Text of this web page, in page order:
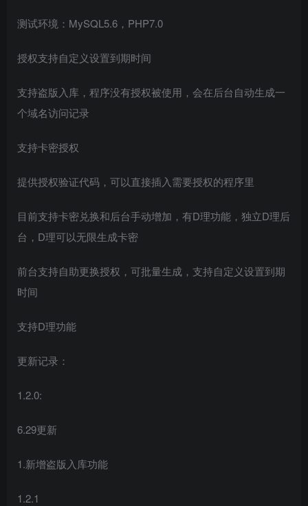
测试环境：MySQL5.6，PHP7.0
授权支持自定义设置到期时间
支持盗版入库，程序没有授权被使用，会在后台自动生成一
个域名访问记录
支持卡密授权
提供授权验证代码，可以直接插入需要授权的程序里
目前支持卡密兑换和后台手动增加，有D理功能，独立D理后
台，D理可以无限生成卡密
前台支持自助更换授权，可批量生成，支持自定义设置到期
时间
支持D理功能
更新记录：
1.2.0:
6.29更新
1.新增盗版入库功能
1.2.1